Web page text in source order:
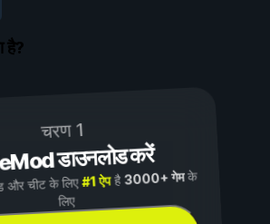
है?
चरण 1
डाउनलोड करें
और चीट के लिए#1 ऐपहै3000+ गेमके
लिए